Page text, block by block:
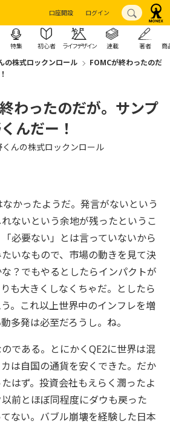
口座開設 ログイン
特集 初心者 ライフデザイン 連載 著者 商
の株式ロックンロール
FOMCが終わったのだ
わったのだが。サンプ
んだー！
んの株式ロックンロール
かったようだ。発言がないという
ないという余地が残ったというこ
必要ない」とは言っていないから
いなもので、市場の動きを見て決
？でもやるとしたらインパクトが
も大きくしなくちゃだ。としたら
。これ以上世界中のインフレを増
多発は必至だろうし。ね。
である。とにかくQE2に世界は混
は自国の通貨を安くできた。だか
はず。投資会社もえらく潤ったよ
前とほぼ同程度にダウも戻った
ない。バブル崩壊を経験した日本